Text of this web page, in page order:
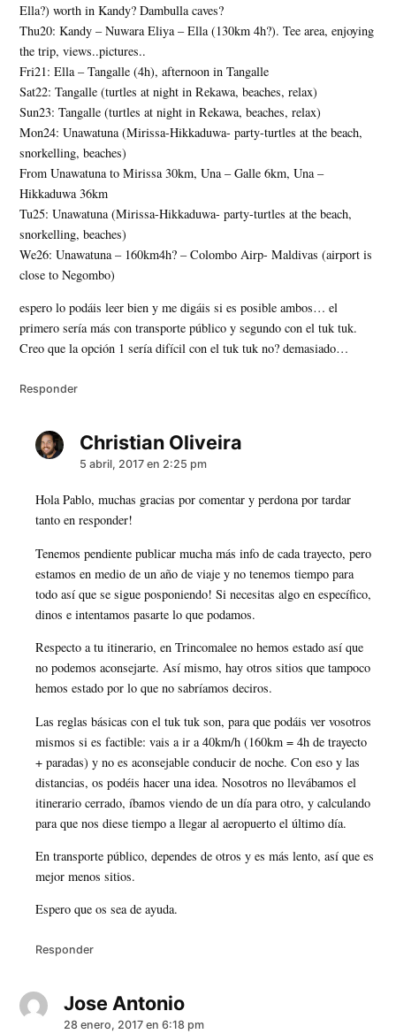
Ella?) worth in Kandy? Dambulla caves?
Thu20: Kandy – Nuwara Eliya – Ella (130km 4h?). Tee area, enjoying
the trip, views..pictures..
Fri21: Ella – Tangalle (4h), afternoon in Tangalle
Sat22: Tangalle (turtles at night in Rekawa, beaches, relax)
Sun23: Tangalle (turtles at night in Rekawa, beaches, relax)
Mon24: Unawatuna (Mirissa-Hikkaduwa- party-turtles at the beach,
snorkelling, beaches)
From Unawatuna to Mirissa 30km, Una – Galle 6km, Una –
Hikkaduwa 36km
Tu25: Unawatuna (Mirissa-Hikkaduwa- party-turtles at the beach,
snorkelling, beaches)
We26: Unawatuna – 160km4h? – Colombo Airp- Maldivas (airport is
close to Negombo)
espero lo podáis leer bien y me digáis si es posible ambos… el
primero sería más con transporte público y segundo con el tuk tuk.
Creo que la opción 1 sería difícil con el tuk tuk no? demasiado…
Responder
Christian Oliveiradice:
5 abril, 2017 en 2:25 pm
Hola Pablo, muchas gracias por comentar y perdona por tardar
tanto en responder!
Tenemos pendiente publicar mucha más info de cada trayecto, pero
estamos en medio de un año de viaje y no tenemos tiempo para
todo así que se sigue posponiendo! Si necesitas algo en específico,
dinos e intentamos pasarte lo que podamos.
Respecto a tu itinerario, en Trincomalee no hemos estado así que
no podemos aconsejarte. Así mismo, hay otros sitios que tampoco
hemos estado por lo que no sabríamos deciros.
Las reglas básicas con el tuk tuk son, para que podáis ver vosotros
mismos si es factible: vais a ir a 40km/h (160km = 4h de trayecto
+ paradas) y no es aconsejable conducir de noche. Con eso y las
distancias, os podéis hacer una idea. Nosotros no llevábamos el
itinerario cerrado, íbamos viendo de un día para otro, y calculando
para que nos diese tiempo a llegar al aeropuerto el último día.
En transporte público, dependes de otros y es más lento, así que es
mejor menos sitios.
Espero que os sea de ayuda.
Responder
Jose Antoniodice:
28 enero, 2017 en 6:18 pm